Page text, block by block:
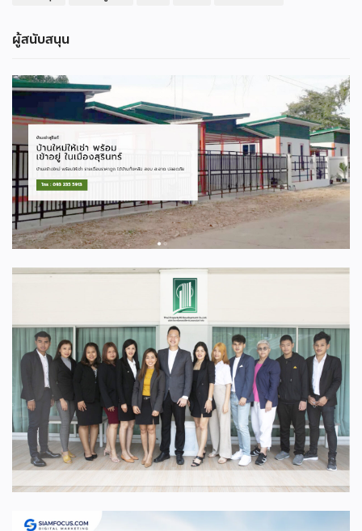
ผู้สนับสนุน